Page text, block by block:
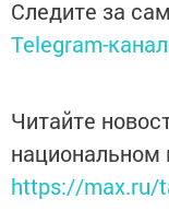
Следите за
Telegram-
Читайте
https://max.ru/